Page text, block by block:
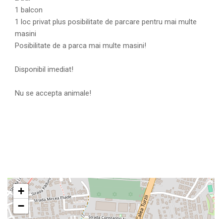
1 balcon
1 loc privat plus posibilitate de parcare pentru mai multe
masini
Posibilitate de a parca mai multe masini!
Disponibil imediat!
Nu se accepta animale!
+
−